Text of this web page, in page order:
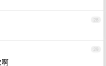
28
29